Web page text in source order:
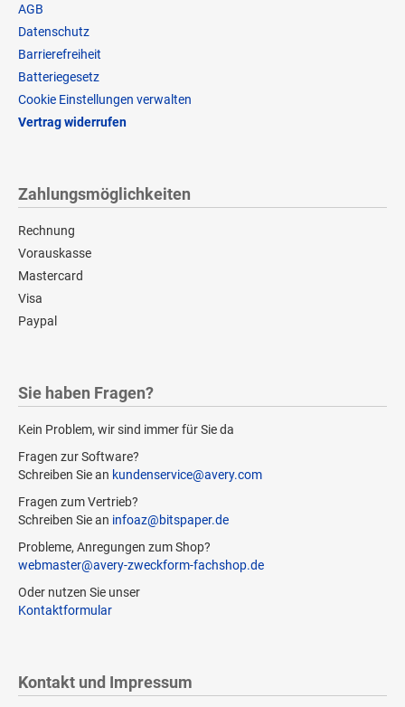
AGB
Datenschutz
Barrierefreiheit
Batteriegesetz
Cookie Einstellungen verwalten
Vertrag widerrufen
Zahlungsmöglichkeiten
Rechnung
Vorauskasse
Mastercard
Visa
Paypal
Sie haben Fragen?
Kein Problem, wir sind immer für Sie da
Fragen zur Software?
Schreiben Sie an kundenservice@avery.com
Fragen zum Vertrieb?
Schreiben Sie an infoaz@bitspaper.de
Probleme, Anregungen zum Shop?
webmaster@avery-zweckform-fachshop.de
Oder nutzen Sie unser
Kontaktformular
Kontakt und Impressum